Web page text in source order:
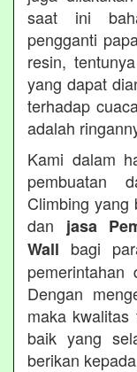
saat ini
pengganti
resin,
yang dapat
terhadap
adalah
Kami dalam
pembuatan
Climbing yang
dan jasa
Wall bagi
Dengan
maka
baik yang
berikan